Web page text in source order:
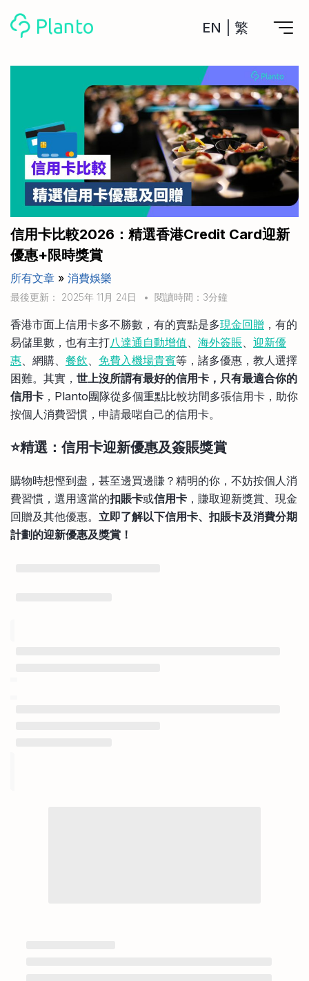
EN 繁
計劃買樓
計劃買樓第一步
全功能記賬
管理及分析所有戶口
管理MPF戶口
一次過管理所有強積金戶口
申請清卡數/私人貸款
CreFIT x Planto推廣優惠
工具
私人貸款
年利率/APR/年息比較
投資戶口 (美股)
比較最抵美股投資戶口
投資戶口 (港股)
比較最抵港股投資戶口
投資加密貨幣
比較最抵Crypto交易所
月供股票計劃
比較最抵月供計劃戶口
比較定存利率
信用卡
比較各種最優惠信用卡
關於我們
Academy
Marketplace
其他網站
手機App與理財資訊
商業解決方案
企業服務
信用卡比較2026：精選香港Credit Card迎新
優惠+限時獎賞
所有文章 » 消費娛樂
最後更新： 2025年 11月 24日 • 閱讀時間：3分鐘
香港市面上信用卡多不勝數，有的賣點是多現金回贈 ，有的
易儲里數，也有主打八達通自動增值 海外簽賬
迎新優
惠 、網購、 餐飲 免費入機場貴賓等，諸多優惠，教人選擇
困難。其實， 世上沒所謂有最好的信用卡，只有最適合你的
信用卡 ，Planto團隊從多個重點比較坊間多張信用卡，助你
按個人消費習慣，申請最啱自己的信用卡。
⭐精選：信用卡迎新優惠及簽賬獎賞
購物時想慳到盡，甚至邊買邊賺？精明的你，不妨按個人消
費習慣，選用適當的扣賬卡或信用卡 ，賺取迎新獎賞、現金
回贈及其他優惠。 立即了解以下信用卡、扣賬卡及消費分期
計劃的迎新優惠及獎賞！